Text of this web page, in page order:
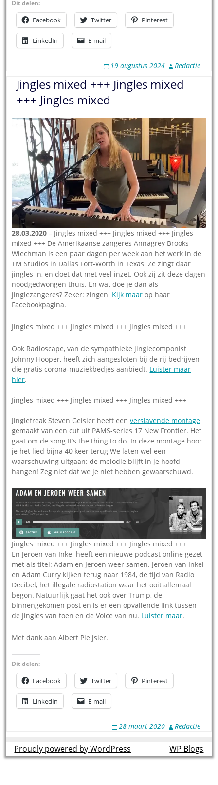
Dit delen:
Facebook Twitter Pinterest
LinkedIn E-mail
19 augustus 2024 Redactie
Jingles mixed +++ Jingles mixed
+++ Jingles mixed
28.03.2020 – Jingles mixed +++ Jingles mixed +++ Jingles
mixed +++ De Amerikaanse zangeres Annagrey Brooks
Wiechman is een paar dagen per week aan het werk in de
TM Studios in Dallas Fort-Worth in Texas. Ze zingt daar
jingles in, en doet dat met veel inzet. Ook zij zit deze dagen
noodgedwongen thuis. En wat doe je dan als
jinglezangeres? Zeker: zingen! Kijk maar op haar
Facebookpagina.
Jingles mixed +++ Jingles mixed +++ Jingles mixed +++
Ook Radioscape, van de sympathieke jinglecomponist
Johnny Hooper, heeft zich aangesloten bij de rij bedrijven
die gratis corona-muziekbedjes aanbiedt. Luister maar
hier.
Jingles mixed +++ Jingles mixed +++ Jingles mixed +++
Jinglefreak Steven Geisler heeft eenverslavende montage
gemaakt van een cut uit PAMS-series 17 New Frontier. Het
gaat om de song It’s the thing to do. In deze montage hoor
je het lied bijna 40 keer terug We laten wel een
waarschuwing uitgaan: de melodie blijft in je hoofd
hangen! Zeg niet dat we je niet hebben gewaarschuwd.
Jingles mixed +++ Jingles mixed +++ Jingles mixed +++
En Jeroen van Inkel heeft een nieuwe podcast online gezet
met als titel: Adam en Jeroen weer samen. Jeroen van Inkel
en Adam Curry kijken terug naar 1984, de tijd van Radio
Decibel, het illegale radiostation waar het ooit allemaal
begon. Natuurlijk gaat het ook over Trump, de
binnengekomen post en is er een opvallende link tussen
de Jingles van toen en de Voice van nu. Luister maar.
Met dank aan Albert Pleijsier.
Dit delen:
Facebook Twitter Pinterest
LinkedIn E-mail
28 maart 2020 Redactie
Proudly powered by WordPress theme byWP Blogs